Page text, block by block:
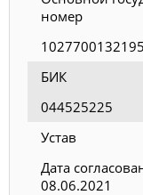
номер
БИК
044525225
Устав
Дата
08.06.2021